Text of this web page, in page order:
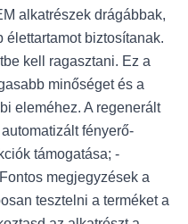
alkatrészek drágábbak,
biztosítanak.
kell ragasztani. Ez a
minőséget és a
eleméhez. A regenerált
fényerő-
támogatása; -
megjegyzések a
tesztelni a terméket a